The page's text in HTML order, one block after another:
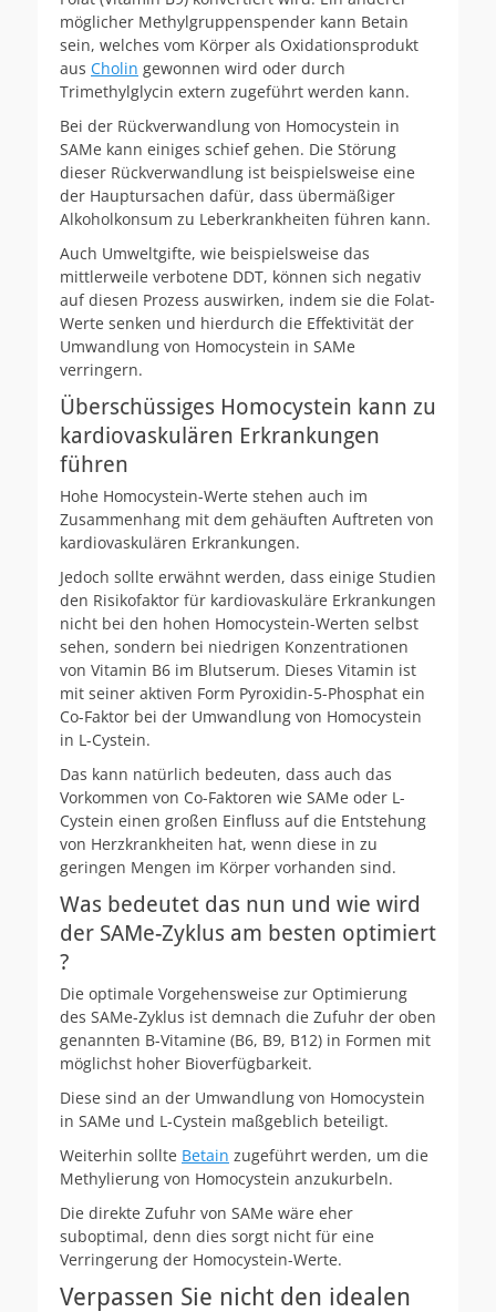
möglicher Methylgruppenspender kann Betain
sein, welches vom Körper als Oxidationsprodukt
aus Cholin gewonnen wird oder durch
Trimethylglycin extern zugeführt werden kann.
Bei der Rückverwandlung von Homocystein in
SAMe kann einiges schief gehen. Die Störung
dieser Rückverwandlung ist beispielsweise eine
der Hauptursachen dafür, dass übermäßiger
Alkoholkonsum zu Leberkrankheiten führen kann.
Auch Umweltgifte, wie beispielsweise das
mittlerweile verbotene DDT, können sich negativ
auf diesen Prozess auswirken, indem sie die Folat-
Werte senken und hierdurch die Effektivität der
Umwandlung von Homocystein in SAMe
verringern.
Überschüssiges Homocystein kann zu
kardiovaskulären Erkrankungen
führen
Hohe Homocystein-Werte stehen auch im
Zusammenhang mit dem gehäuften Auftreten von
kardiovaskulären Erkrankungen.
Jedoch sollte erwähnt werden, dass einige Studien
den Risikofaktor für kardiovaskuläre Erkrankungen
nicht bei den hohen Homocystein-Werten selbst
sehen, sondern bei niedrigen Konzentrationen
von Vitamin B6 im Blutserum. Dieses Vitamin ist
mit seiner aktiven Form Pyroxidin-5-Phosphat ein
Co-Faktor bei der Umwandlung von Homocystein
in L-Cystein.
Das kann natürlich bedeuten, dass auch das
Vorkommen von Co-Faktoren wie SAMe oder L-
Cystein einen großen Einfluss auf die Entstehung
von Herzkrankheiten hat, wenn diese in zu
geringen Mengen im Körper vorhanden sind.
Was bedeutet das nun und wie wird
der SAMe-Zyklus am besten optimiert
?
Die optimale Vorgehensweise zur Optimierung
des SAMe-Zyklus ist demnach die Zufuhr der oben
genannten B-Vitamine (B6, B9, B12) in Formen mit
möglichst hoher Bioverfügbarkeit.
Diese sind an der Umwandlung von Homocystein
in SAMe und L-Cystein maßgeblich beteiligt.
Weiterhin sollte Betain zugeführt werden, um die
Methylierung von Homocystein anzukurbeln.
Die direkte Zufuhr von SAMe wäre eher
suboptimal, denn dies sorgt nicht für eine
Verringerung der Homocystein-Werte.
Verpassen Sie nicht den idealen